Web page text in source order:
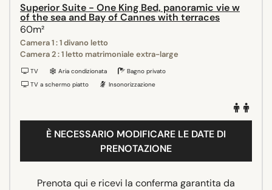
Superior Suite - One King Bed, panoramic vie w
of the sea and Bay of Cannes with terraces
60m²
Camera 1 : 1 divano letto
Camera 2 : 1 letto matrimoniale extra-large
TV Aria condizionata
Bagno privato
TV a schermo piatto
Insonorizzazione
È NECESSARIO MODIFICARE LE DATE DI
PRENOTAZIONE
Prenota qui e ricevi la conferma garantita da